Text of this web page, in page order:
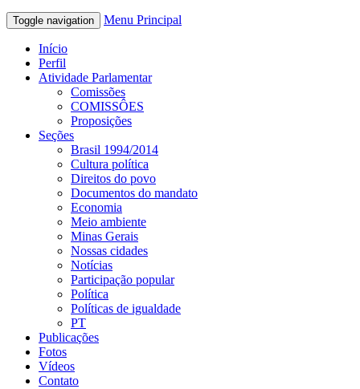
Toggle navigation Menu Principal
Início
Perfil
Atividade Parlamentar
Comissões
COMISSÔES
Proposições
Seções
Brasil 1994/2014
Cultura política
Direitos do povo
Documentos do mandato
Economia
Meio ambiente
Minas Gerais
Nossas cidades
Notícias
Participação popular
Política
Políticas de igualdade
PT
Publicações
Fotos
Vídeos
Contato